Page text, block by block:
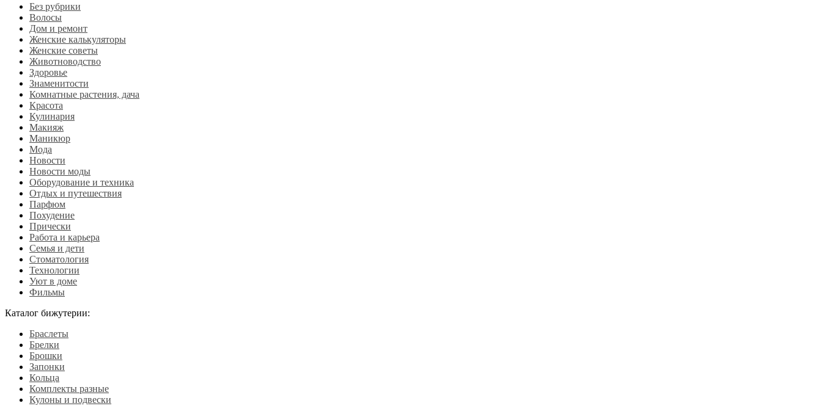
Без рубрики
Волосы
Дом и ремонт
Женские калькуляторы
Женские советы
Животноводство
Здоровье
Знаменитости
Комнатные растения, дача
Красота
Кулинария
Макияж
Маникюр
Мода
Новости
Новости моды
Оборудование и техника
Отдых и путешествия
Парфюм
Похудение
Прически
Работа и карьера
Семья и дети
Стоматология
Технологии
Уют в доме
Фильмы
Каталог бижутерии:
Браслеты
Брелки
Брошки
Запонки
Кольца
Комплекты разные
Кулоны и подвески